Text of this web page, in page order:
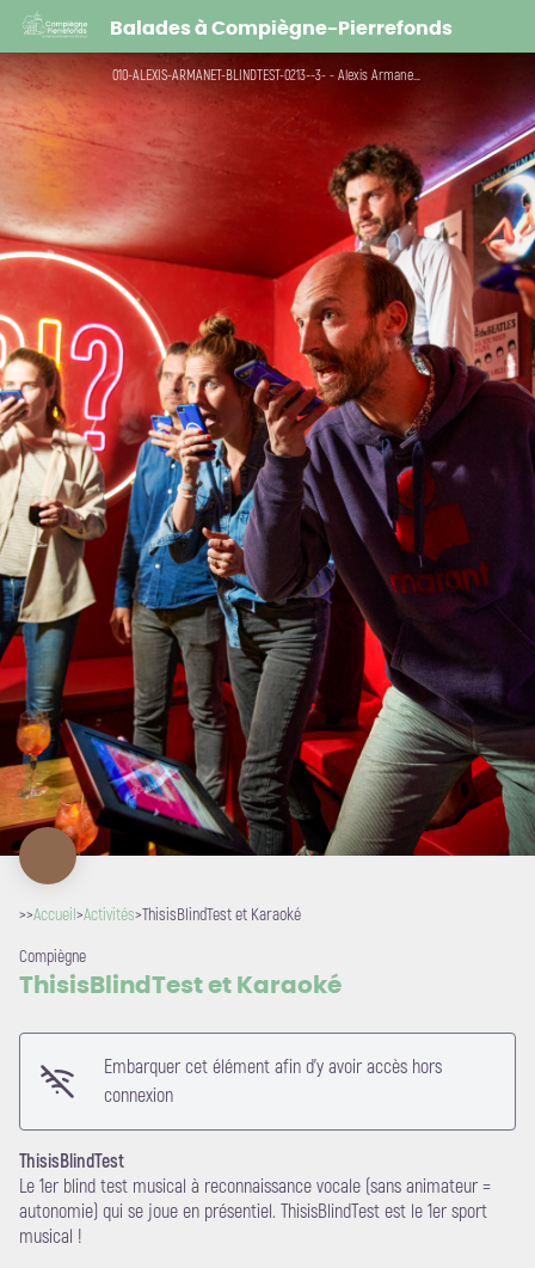
Balades à Compiègne-Pierrefonds
010-ALEXIS-ARMANET-BLINDTEST-0213--3- - Alexis Armanet / This is Blind Test
>>Accueil>Activités>ThisisBlindTest et Karaoké
Compiègne
ThisisBlindTest et Karaoké
Embarquer cet élément afin d'y avoir accès hors
connexion
ThisisBlindTest
Le 1er blind test musical à reconnaissance vocale (sans animateur =
autonomie) qui se joue en présentiel. ThisisBlindTest est le 1er sport
musical !